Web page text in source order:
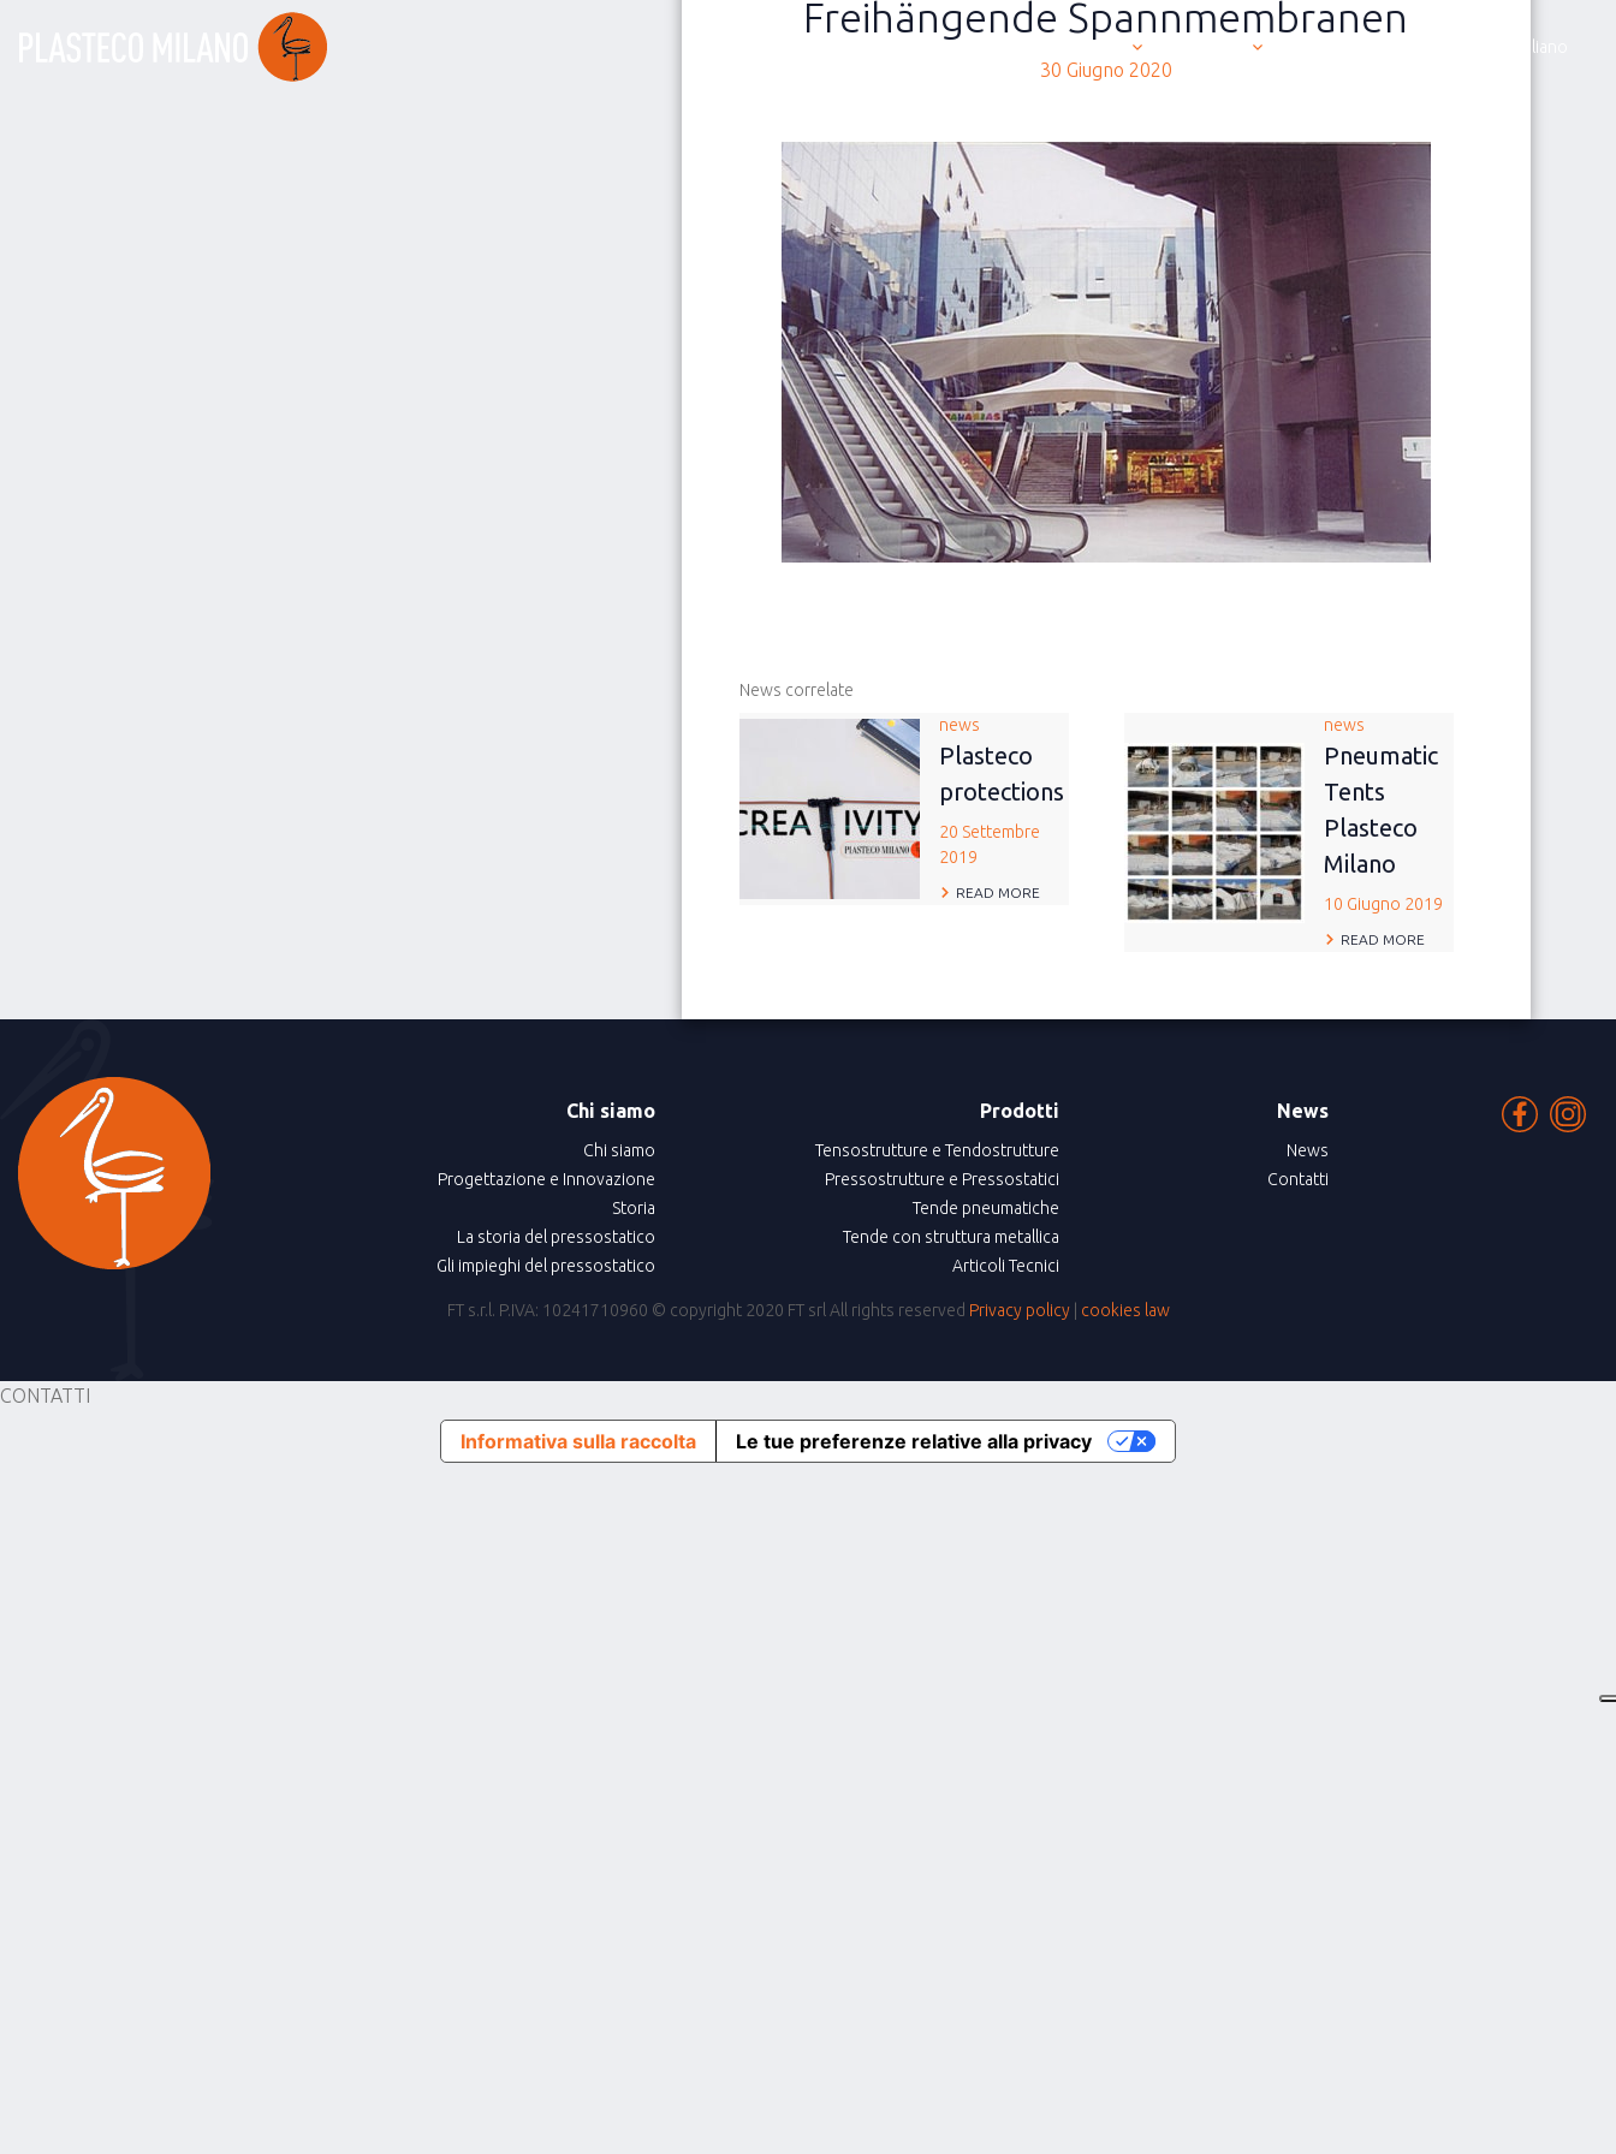
Italiano
Freihängende Spannmembranen
30 Giugno 2020
News correlate
news
Plasteco
protections
20 Settembre
2019
READ MORE
news
Pneumatic
Tents
Plasteco
Milano
10 Giugno 2019
READ MORE
Chi siamo
Chi siamo
Progettazione e Innovazione
Storia
La storia del pressostatico
Gli impieghi del pressostatico
Prodotti
Tensostrutture e Tendostrutture
Pressostrutture e Pressostatici
Tende pneumatiche
Tende con struttura metallica
Articoli Tecnici
News
News
Contatti
FT s.r.l. P.IVA: 10241710960 © copyright 2020 FT srl All rights reserved Privacy policy| cookies law
CONTATTI
Informativa sulla raccolta Le tue preferenze relative alla privacy